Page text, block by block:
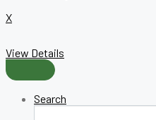
X
View Details
Search